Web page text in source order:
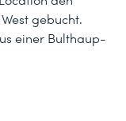
gebucht.
einer Bulthaup-